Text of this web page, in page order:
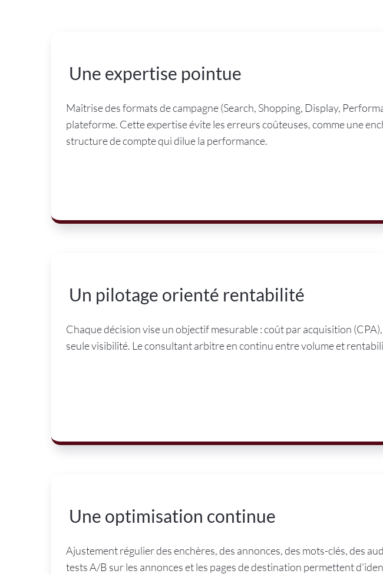
Une expertise pointue
Maîtrise des formats de campagne (Search, Shopping, Display,
plateforme. Cette expertise évite les erreurs coûteuses, comme une
structure de compte qui dilue la performance.
Un pilotage orienté rentabilité
Chaque décision vise un objectif mesurable : coût par acquisition
seule visibilité. Le consultant arbitre en continu entre volume et
Une optimisation continue
Ajustement régulier des enchères, des annonces, des mots-clés, des
tests A/B sur les annonces et les pages de destination permettent